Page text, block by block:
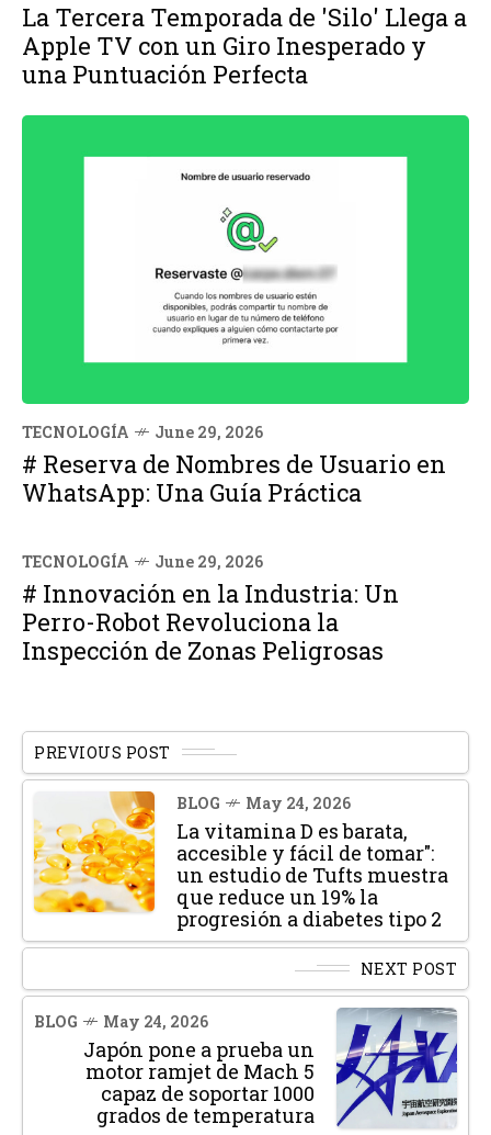
La Tercera Temporada de 'Silo' Llega a
Apple TV con un Giro Inesperado y
una Puntuación Perfecta
TECNOLOGÍA June 29, 2026
# Reserva de Nombres de Usuario en
WhatsApp: Una Guía Práctica
TECNOLOGÍA June 29, 2026
# Innovación en la Industria: Un
Perro-Robot Revoluciona la
Inspección de Zonas Peligrosas
PREVIOUS POST
BLOG May 24, 2026
La vitamina D es barata,
accesible y fácil de tomar":
un estudio de Tufts muestra
que reduce un 19% la
progresión a diabetes tipo 2
NEXT POST
BLOG May 24, 2026
Japón pone a prueba un
motor ramjet de Mach 5
capaz de soportar 1000
grados de temperatura